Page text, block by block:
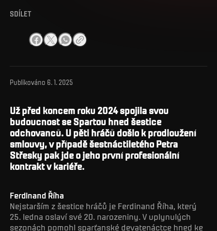
SDÍLET
Publikováno 6. 1. 2025
Už před koncem roku 2024 spojila svou
budoucnost se Spartou hned šestice
odchovanců. U pěti hráčů došlo k prodloužení
smlouvy, v případě šestnáctiletého Petra
Střesky pak jde o jeho první profesionální
kontrakt v kariéře.
Ferdinand Říha
Nejstarším z šestice hráčů je Ferdinand Říha, který
25. ledna oslaví své 20. narozeniny. V uplynulých
sezonách pomohl sparťanské devatenáctce hned ke